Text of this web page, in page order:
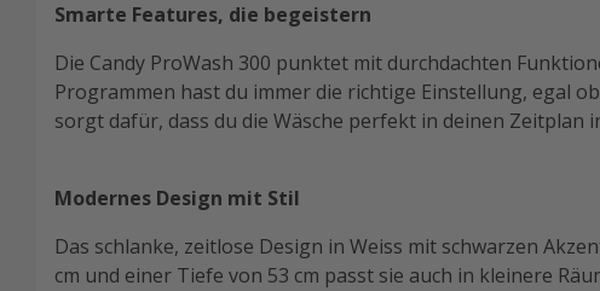
Smarte Features, die begeistern
Die Candy ProWash 300 punktet mit durchdachten
Programmen hast du immer die richtige Einstellung, egal
sorgt dafür, dass du die Wäsche perfekt in deinen Zeitplan
Modernes Design mit Stil
Das schlanke, zeitlose Design in Weiss mit schwarzen
cm und einer Tiefe von 53 cm passt sie auch in kleinere